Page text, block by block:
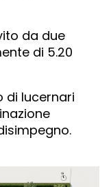
da due
di 5.20
di lucernari